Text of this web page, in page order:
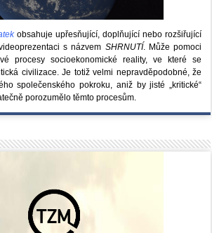
obsahuje upřesňující, doplňující nebo rozšiřující
s názvem SHRNUTÍ. Může pomoci
procesy socioekonomické reality, ve které se
civilizace. Je totiž velmi nepravděpodobné, že
společenského pokroku, aniž by jisté „kritické“
porozumělo těmto procesům.